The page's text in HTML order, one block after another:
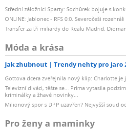
Střední záložníci Sparty: Sochůrek bojuje s
ONLINE: Jablonec - RFS 0:0. Severočeši
Transfer za tři miliardy do Realu Madrid:
Móda a krása
Jak zhubnout Trendy nehty pro jaro
Gottova dcera zveřejnila nový klip: Charlotte je
Televizní diváci, těšte se... Prima vytasila
kriminálky a žhavé novinky...
Milionový spor s DPP uzavřen? Nejvyšší soud
Pro ženy a maminky